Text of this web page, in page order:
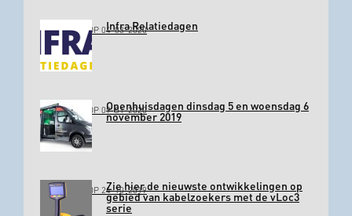
GEPLAATST OP 04-03-2020Infra Relatiedagen
GEPLAATST OP 09-01-2020Openhuisdagen dinsdag 5 en woensdag 6
november 2019
GEPLAATST OP 24-10-2019Zie hier de nieuwste ontwikkelingen op
gebied van kabelzoekers met de vLoc3
serie